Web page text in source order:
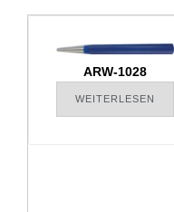
ARW-1028
WEITERLESEN